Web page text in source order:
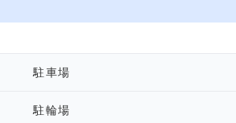
駐車場
駐輪場